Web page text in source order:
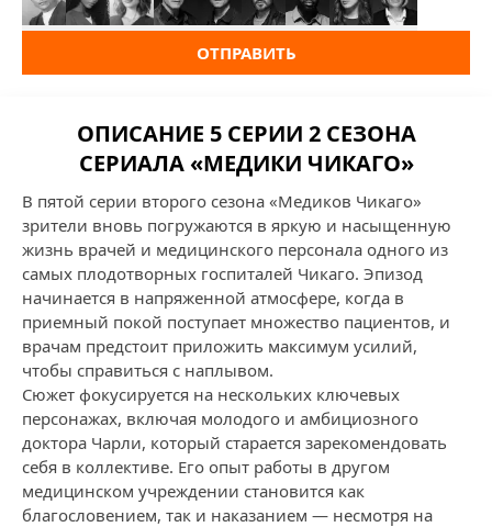
ОТПРАВИТЬ
ОПИСАНИЕ 5 СЕРИИ 2 СЕЗОНА
СЕРИАЛА «МЕДИКИ ЧИКАГО»
В пятой серии второго сезона «Медиков Чикаго»
зрители вновь погружаются в яркую и насыщенную
жизнь врачей и медицинского персонала одного из
самых плодотворных госпиталей Чикаго. Эпизод
начинается в напряженной атмосфере, когда в
приемный покой поступает множество пациентов, и
врачам предстоит приложить максимум усилий,
чтобы справиться с наплывом.
Сюжет фокусируется на нескольких ключевых
персонажах, включая молодого и амбициозного
доктора Чарли, который старается зарекомендовать
себя в коллективе. Его опыт работы в другом
медицинском учреждении становится как
благословением, так и наказанием — несмотря на